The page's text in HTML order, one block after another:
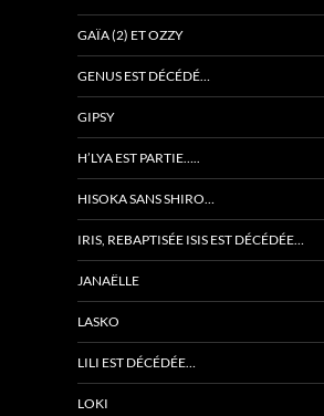
GAÏA (2) ET OZZY
GENUS EST DÉCÉDÉ…
GIPSY
H’LYA EST PARTIE…..
HISOKA SANS SHIRO…
IRIS, REBAPTISÉE ISIS EST DÉCÉDÉE…
JANAËLLE
LASKO
LILI EST DÉCÉDÉE…
LOKI